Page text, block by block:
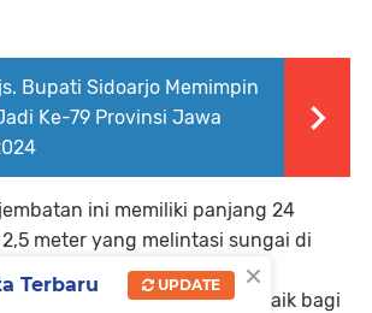
Bupati Sidoarjo Memimpin
Ke-79 Provinsi Jawa
ini memiliki panjang 24
meter yang melintasi sungai di
Pembangunan jembatan ini
membuka akses yang lebih baik bagi
×
Terbaru UPDATE